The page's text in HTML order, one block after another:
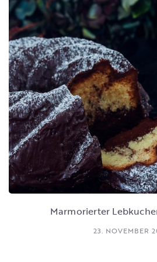
Marmorierter
23. NOVEMBER